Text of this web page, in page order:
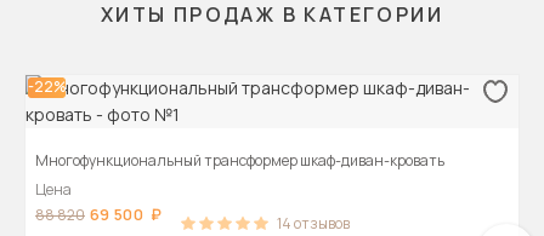
ХИТЫ ПРОДАЖ В КАТЕГОРИИ
-22%
Многофункциональный трансформер шкаф-диван-кровать
Цена
88 820 69 500 14отзывов